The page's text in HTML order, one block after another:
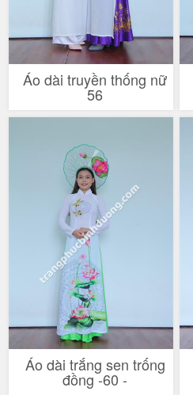
Áo dài truyền thống nữ
56
Áo dài trắng sen trống
đồng -60 -